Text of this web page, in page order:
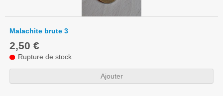
Malachite brute 3
2,50 €
Rupture de stock
Ajouter